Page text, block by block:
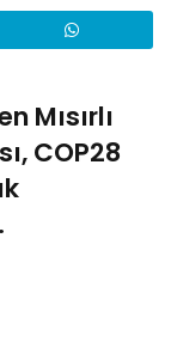
Mısırlı
COP28